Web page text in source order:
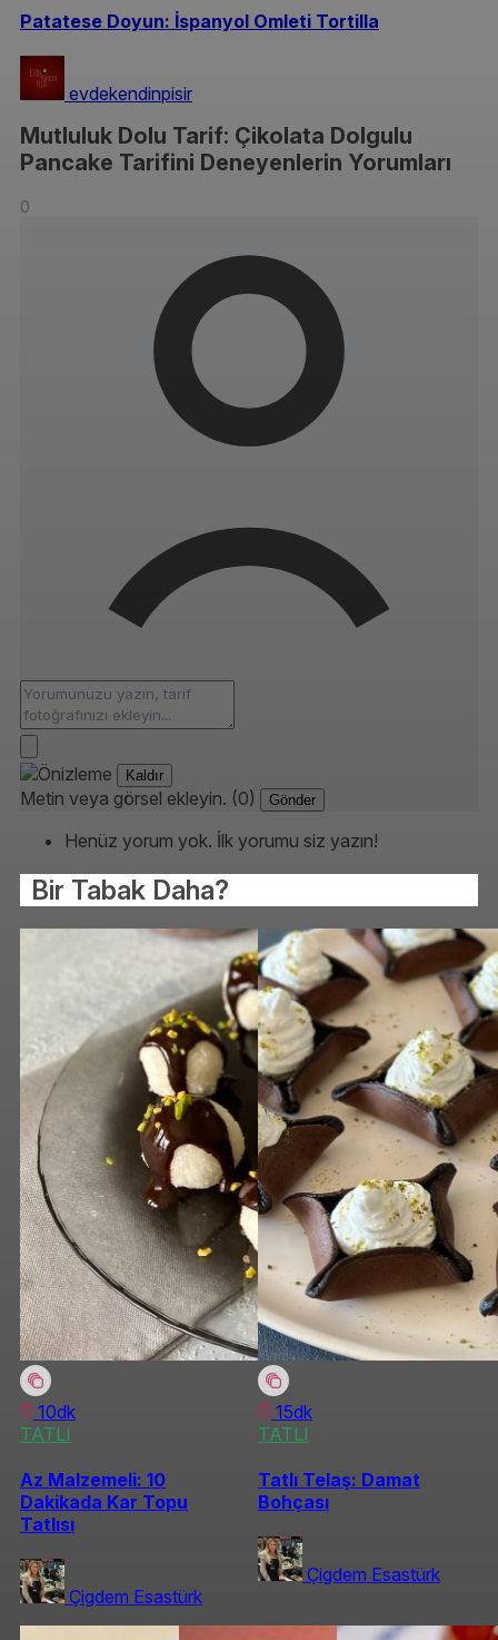
Patatese Doyun: İspanyol Omleti Tortilla
evdekendinpisir
Mutluluk Dolu Tarif: Çikolata Dolgulu
Pancake Tarifini Deneyenlerin Yorumları
0
Kaldır
Metin veya görsel ekleyin. (0) Gönder
Henüz yorum yok. İlk yorumu siz yazın!
Bir Tabak Daha?
10dk
TATLI
Az Malzemeli: 10
Dakikada Kar Topu
Tatlısı
Çigdem Esastürk
15dk
TATLI
Tatlı Telaş: Damat
Bohçası
Çigdem Esastürk